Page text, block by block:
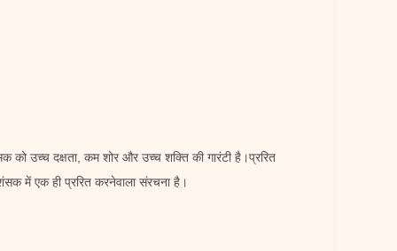
उच्च दक्षता, कम शोर और उच्च शक्ति की गारंटी है।प्ररित
में एक ही प्ररित करनेवाला संरचना है।